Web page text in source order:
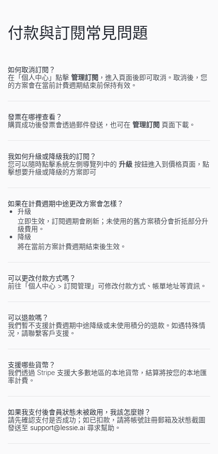
付款與訂閱常見問題
如何取消訂閱？
在「個人中心」點擊 管理訂閱 ，進入頁面後即可取消。取消後，您
的方案會在當前計費週期結束前保持有效。
發票在哪裡查看？
購買成功後發票會透過郵件發送，也可在 管理訂閱 頁面下載。
我如何升級或降級我的訂閱？
您可以隨時點擊系統左側導覽列中的 升級 按鈕進入到價格頁面，點
擊想要升級或降級的方案即可
如果在計費週期中途更改方案會怎樣？
升級
立即生效，訂閱週期會刷新；未使用的舊方案積分會折抵部分升
級費用。
降級
將在當前方案計費週期結束後生效。
可以更改付款方式嗎？
前往「個人中心 > 訂閱管理」可修改付款方式、帳單地址等資訊。
可以退款嗎？
我們暫不支援計費週期中途降級或未使用積分的退款。如遇特殊情
況，請聯繫客戶支援。
支援哪些貨幣？
我們透過 Stripe 支援大多數地區的本地貨幣，結算將按您的本地匯
率計費。
如果我支付後會員狀態未被啟用，我該怎麼辦？
請先確認支付是否成功；如已扣款，請將帳號註冊郵箱及狀態截圖
發送至 support@lessie.ai 尋求幫助。